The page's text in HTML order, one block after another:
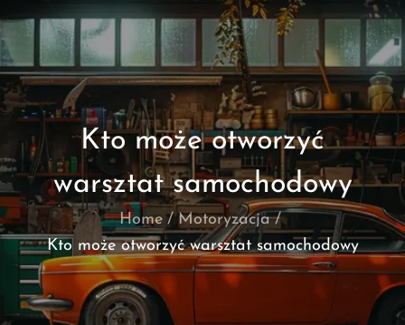
Kto może otworzyć
warsztat samochodowy
Home
Motoryzacja
Kto może otworzyć warsztat samochodowy